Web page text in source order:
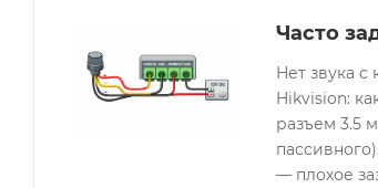
Часто
Нет звука
Hikvision:
разъем 3.5
— плохое